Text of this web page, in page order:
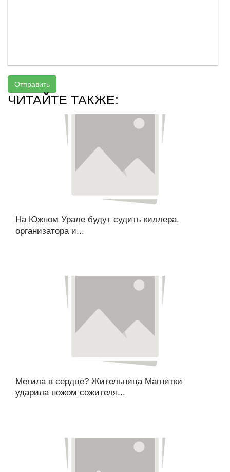
Отправить
ЧИТАЙТЕ ТАКЖЕ:
На Южном Урале будут судить киллера,
организатора и...
Метила в сердце? Жительница Магнитки
ударила ножом сожителя...